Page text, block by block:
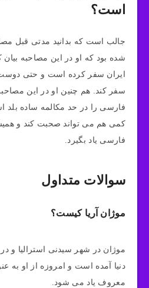
است؟
جالب است که بدانید مدتی قبل
شده بود که او در این مصاحبه
ایران سفر کرده است و حتی دوست
سفر کند. هم چنین او در این
فارسی را در حد مکالمه ساده
کمی هم می تواند صحبت کند و
فارسی یاد بگیرد.
سوالات متداول
موژان آریا کیست؟
موژان در شهر سیدنی استرالیا و در
دنیا آمده است و امروزه از او به
معروف یاد می شود.